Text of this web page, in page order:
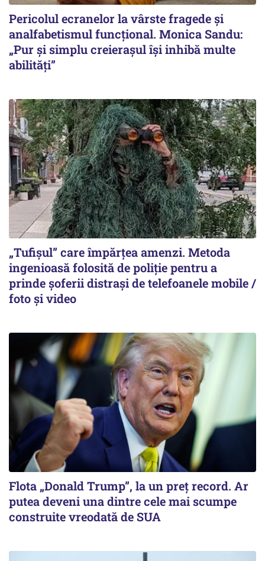
Pericolul ecranelor la vârste fragede și
analfabetismul funcțional. Monica Sandu:
„Pur și simplu creierașul își inhibă multe
abilități”
„Tufișul” care împărțea amenzi. Metoda
ingenioasă folosită de poliție pentru a
prinde șoferii distrași de telefoanele mobile /
foto și video
Flota „Donald Trump”, la un preț record. Ar
putea deveni una dintre cele mai scumpe
construite vreodată de SUA